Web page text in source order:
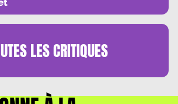
LESCRITIQUES